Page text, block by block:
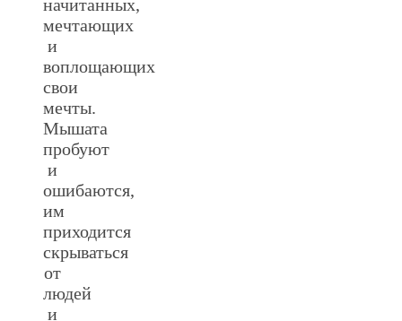
начитанных,
мечтающих
и
воплощающих
свои
мечты.
Мышата
пробуют
и
ошибаются,
им
приходится
скрываться
от
людей
и